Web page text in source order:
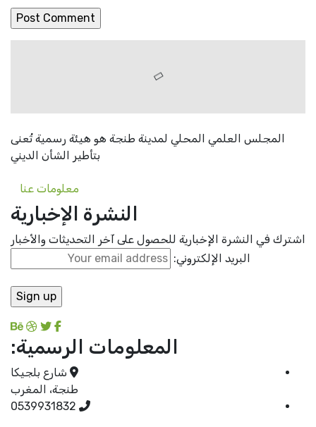
المجلس العلمي المحلي لمدينة طنجة هو هيئة رسمية تُعنى
بتأطير الشأن الديني
معلومات عنا
النشرة الإخبارية
في النشرة الإخبارية للحصول على آخر التحديثات والأخبار
البريد الإلكتروني:
المعلومات الرسمية:
شارع بلجيكا
طنجة، المغرب
0539931832